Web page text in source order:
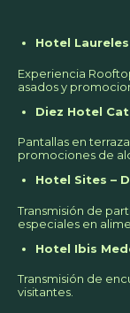
Hotel
Experiencia
asados y
Diez Hotel
Pantallas en
promociones de
Hotel Sites –
Transmisión de
especiales en
Hotel Ibis
Transmisión de
visitantes.